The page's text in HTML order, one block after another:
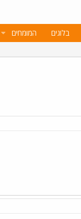
בלוגים המומחים